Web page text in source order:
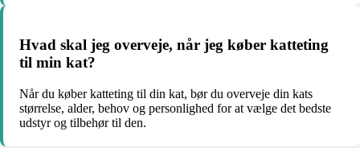
Hvad skal jeg overveje, når jeg køber katteting
til min kat?
Når du køber katteting til din kat, bør du overveje din kats
størrelse, alder, behov og personlighed for at vælge det bedste
udstyr og tilbehør til den.